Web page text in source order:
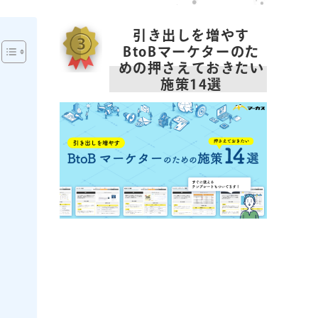
引き出しを増やす
BtoBマーケターのた
めの押さえておきたい
施策14選